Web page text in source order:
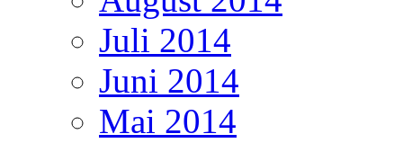
Juli 2014
Juni 2014
Mai 2014